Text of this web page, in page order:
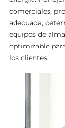
comerciales,
adecuada,
equipos de
optimizable
los clientes.